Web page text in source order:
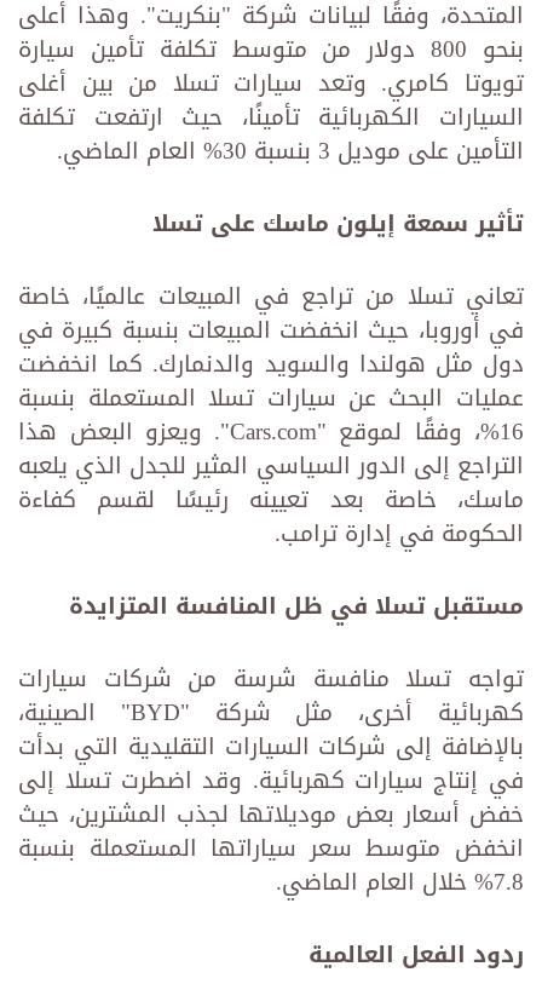
المتحدة، وفقًا لبيانات شركة "بنكريت". وهذا أعلى
بنحو 800 دولار من متوسط تكلفة تأمين سيارة
تويوتا كامري. وتعد سيارات تسلا من بين أغلى
السيارات الكهربائية تأمينًا، حيث ارتفعت تكلفة
التأمين على موديل 3 بنسبة 30% العام الماضي.
تأثير سمعة إيلون ماسك على تسلا
تعاني تسلا من تراجع في المبيعات عالميًا، خاصة
في أوروبا، حيث انخفضت المبيعات بنسبة كبيرة في
دول مثل هولندا والسويد والدنمارك. كما انخفضت
عمليات البحث عن سيارات تسلا المستعملة بنسبة
16%، وفقًا لموقع "Cars.com". ويعزو البعض هذا
التراجع إلى الدور السياسي المثير للجدل الذي يلعبه
ماسك، خاصة بعد تعيينه رئيسًا لقسم كفاءة
الحكومة في إدارة ترامب.
مستقبل تسلا في ظل المنافسة المتزايدة
تواجه تسلا منافسة شرسة من شركات سيارات
كهربائية أخرى، مثل شركة "BYD" الصينية،
بالإضافة إلى شركات السيارات التقليدية التي بدأت
في إنتاج سيارات كهربائية. وقد اضطرت تسلا إلى
خفض أسعار بعض موديلاتها لجذب المشترين، حيث
انخفض متوسط سعر سياراتها المستعملة بنسبة
7.8% خلال العام الماضي.
ردود الفعل العالمية